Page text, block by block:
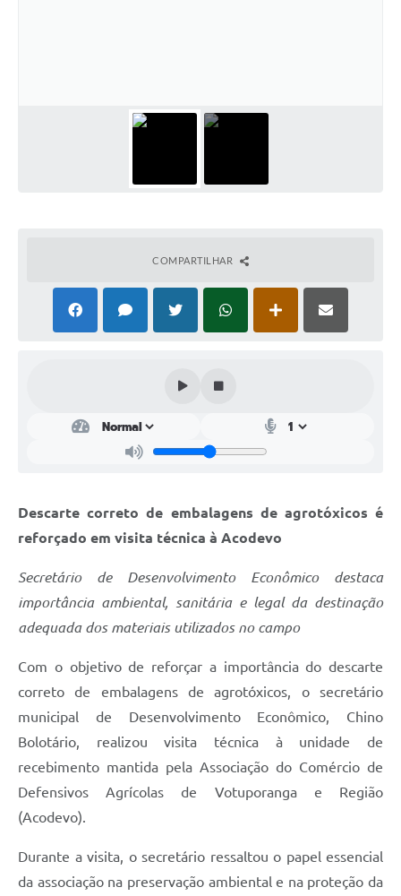
COMPARTILHAR
Descarte correto de embalagens de agrotóxicos é
reforçado em visita técnica à Acodevo
Secretário de Desenvolvimento Econômico destaca
importância ambiental, sanitária e legal da destinação
adequada dos materiais utilizados no campo
Com o objetivo de reforçar a importância do descarte
correto de embalagens de agrotóxicos, o secretário
municipal de Desenvolvimento Econômico, Chino
Bolotário, realizou visita técnica à unidade de
recebimento mantida pela Associação do Comércio de
Defensivos Agrícolas de Votuporanga e Região
(Acodevo).
Durante a visita, o secretário ressaltou o papel essencial
da associação na preservação ambiental e na proteção da